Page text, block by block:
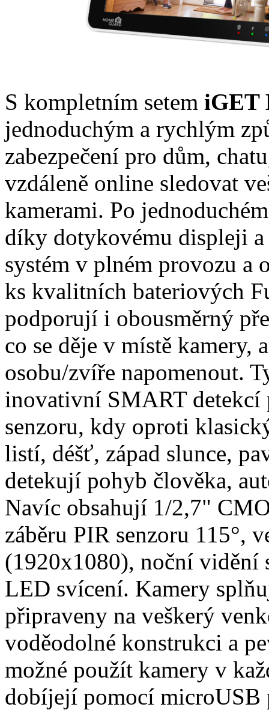
S kompletním setem iGET
jednoduchým a rychlým
zabezpečení pro dům,
vzdáleně online sledovat
kamerami. Po
díky dotykovému displeji
systém v plném provozu a
ks kvalitních bateriových
podporují i obousměrný
co se děje v místě kamery,
osobu/zvíře napomenout.
inovativní SMART detekcí
senzoru, kdy oproti
listí, déšť, západ slunce,
detekují pohyb člověka,
Navíc obsahují 1/2,7"
záběru PIR senzoru 115°,
(1920x1080), noční vidění
LED svícení. Kamery
připraveny na veškerý
voděodolné konstrukci a
možné použít kamery v
dobíjejí pomocí microUSB